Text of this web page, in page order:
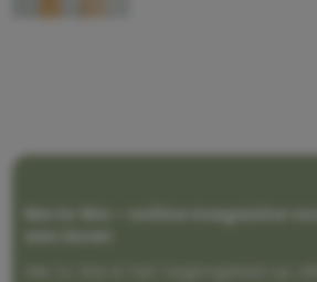
Me to We – online magazine